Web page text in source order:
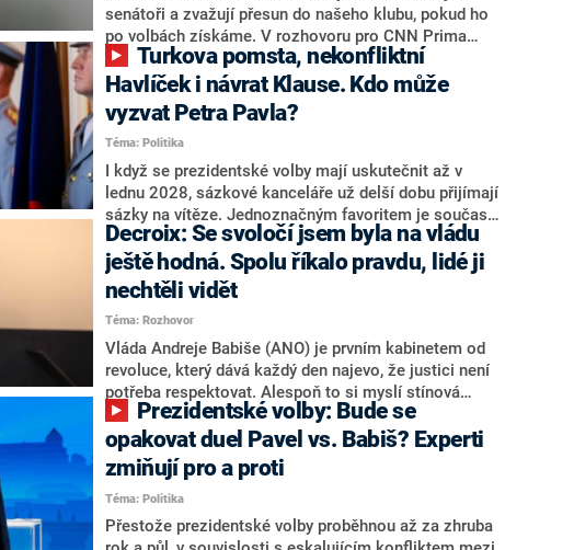
námi navíc nechodí do debat. Chceme ale ukazovat
svoje témata,“ odpověděl Grolich na dotaz CNN Prima
NEWS.
senátoři a zvažují přesun do našeho klubu, pokud ho
po volbách získáme. V rozhovoru pro CNN Prima
NEWS to řekl zakladatel hnutí a jihočeský hejtman
Martin Kuba. Konkrétní nebyl, ale získat by takto mohl
například senátora Zdeňka Hrabu, který je dnes
součástí klubu ODS a TOP 09. Hraba to na dotaz
redakce nevyloučil. Předseda klubu senátorů ODS
Zdeněk Nytra redakci řekl, že počítá s odchodem
některých senátorů z klubu a že Naše Česko není
nepřítel, ale soupeř.
Havlíček i návrat Klause. Kdo může
vyzvat Petra Pavla?
Téma: Politika
I když se prezidentské volby mají uskutečnit až v
lednu 2028, sázkové kanceláře už delší dobu přijímají
sázky na vítěze. Jednoznačným favoritem je současná
hlava státu Petr Pavel. Daleko za ním pak bookmakeři
zmiňují dva výrazné politiky ANO, tedy premiéra
Andreje Babiše a ministra průmyslu Karla Havlíčka.
Oblíbeným tipem samotných sázkařů je poslanec za
Motoristy Filip Turek. Politolog Jan Kubáček nicméně
o případné kandidatuře kohokoliv ze zmíněné trojice
značně pochybuje. Podle něj současná koalice dosud
nemá osobu, která by Pavlovi mohla konkurovat.
Decroix: Se svoločí jsem byla na vládu
ještě hodná. Spolu říkalo pravdu, lidé ji
nechtěli vidět
Téma: Rozhovor
Vláda Andreje Babiše (ANO) je prvním kabinetem od
revoluce, který dává každý den najevo, že justici není
potřeba respektovat. Alespoň to si myslí stínová
ministryně spravedlnosti ODS Eva Decroix. V
rozhovoru pro CNN Prima NEWS si nebrala servítky
ohledně politického výkonu svého nástupce Jeronýma
Tejce (za ANO) či vládní zmocněnkyně pro lidská
práva Taťány Malé (ANO). Označením „svoloč“ na
adresu vlády prý byla ještě hodná. Decroix se také
vrátila k volební porážce koalice Spolu či promluvila o
opakovat duel Pavel vs. Babiš? Experti
zmiňují pro a proti
Téma: Politika
Přestože prezidentské volby proběhnou až za zhruba